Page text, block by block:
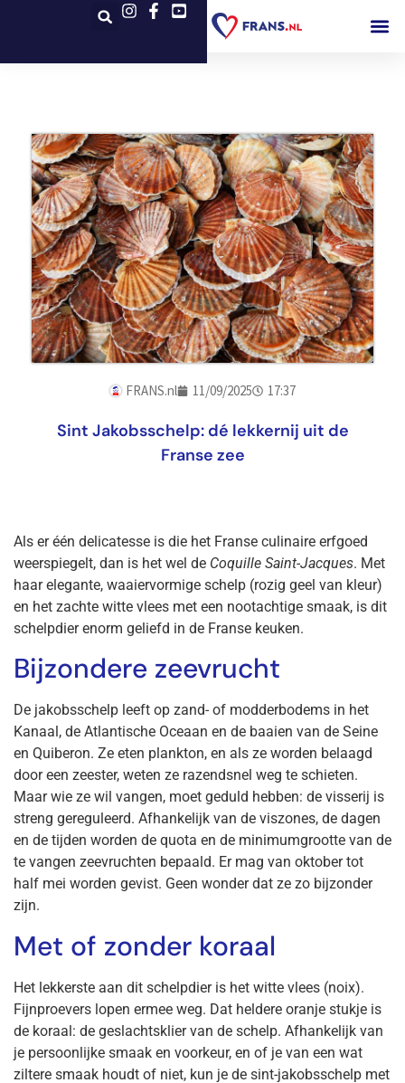
FRANS.nl 11/09/2025 17:37
Sint Jakobsschelp: dé lekkernij uit de
Franse zee
Als er één delicatesse is die het Franse culinaire erfgoed
weerspiegelt, dan is het wel de Coquille Saint-Jacques. Met
haar elegante, waaiervormige schelp (rozig geel van kleur)
en het zachte witte vlees met een nootachtige smaak, is dit
schelpdier enorm geliefd in de Franse keuken.
Bijzondere zeevrucht
De jakobsschelp leeft op zand- of modderbodems in het
Kanaal, de Atlantische Oceaan en de baaien van de Seine
en Quiberon. Ze eten plankton, en als ze worden belaagd
door een zeester, weten ze razendsnel weg te schieten.
Maar wie ze wil vangen, moet geduld hebben: de visserij is
streng gereguleerd. Afhankelijk van de viszones, de dagen
en de tijden worden de quota en de minimumgrootte van de
te vangen zeevruchten bepaald. Er mag van oktober tot
half mei worden gevist. Geen wonder dat ze zo bijzonder
zijn.
Met of zonder koraal
Het lekkerste aan dit schelpdier is het witte vlees (noix).
Fijnproevers lopen ermee weg. Dat heldere oranje stukje is
de koraal: de geslachtsklier van de schelp. Afhankelijk van
je persoonlijke smaak en voorkeur, en of je van een wat
ziltere smaak houdt of niet, kun je de sint-jakobsschelp met